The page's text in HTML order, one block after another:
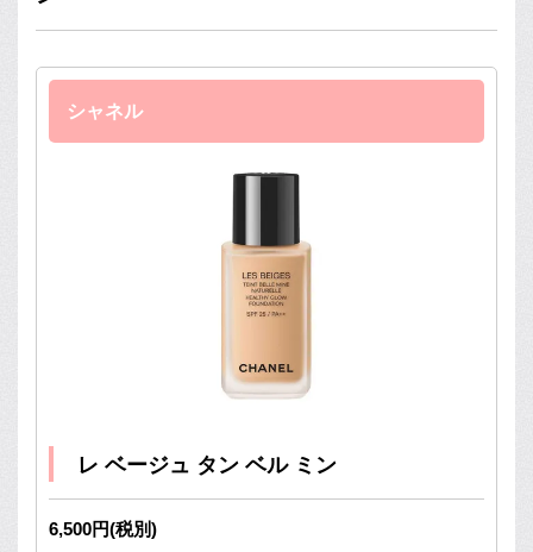
シャネル
レ ベージュ タン ベル ミン
6,500円(税別)